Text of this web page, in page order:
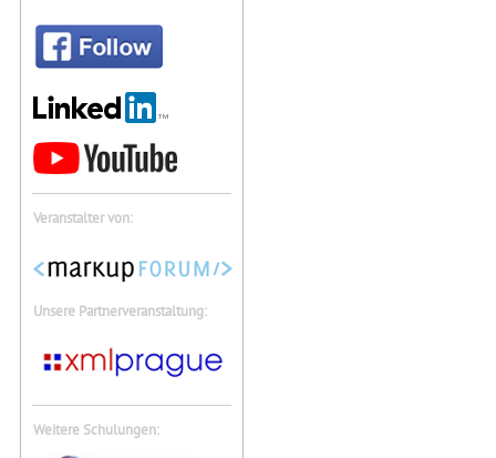
Veranstalter von:
Unsere Partnerveranstaltung:
Weitere Schulungen: